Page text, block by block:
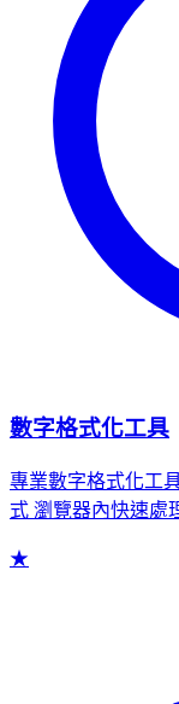
數字格式化工具
專業數字格式化工
式 瀏覽器內快速處
★